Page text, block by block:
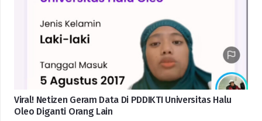
Viral! Netizen Geram Data Di PDDIKTI Universitas Halu
Oleo Diganti Orang Lain